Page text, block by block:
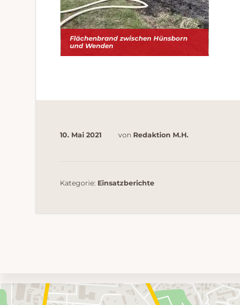
Flächenbrand zwischen Hünsborn
und Wenden
10. Mai 2021 von Redaktion M.H.
Kategorie: Einsatzberichte
Umgebungskarte